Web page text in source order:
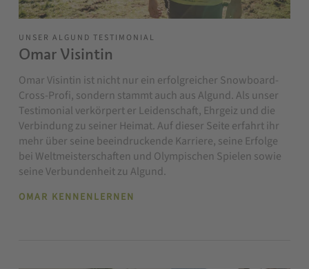
UNSER ALGUND TESTIMONIAL
Omar Visintin
Omar Visintin ist nicht nur ein erfolgreicher Snowboard-
Cross-Profi, sondern stammt auch aus Algund. Als unser
Testimonial verkörpert er Leidenschaft, Ehrgeiz und die
Verbindung zu seiner Heimat. Auf dieser Seite erfahrt ihr
mehr über seine beeindruckende Karriere, seine Erfolge
bei Weltmeisterschaften und Olympischen Spielen sowie
seine Verbundenheit zu Algund.
OMAR KENNENLERNEN